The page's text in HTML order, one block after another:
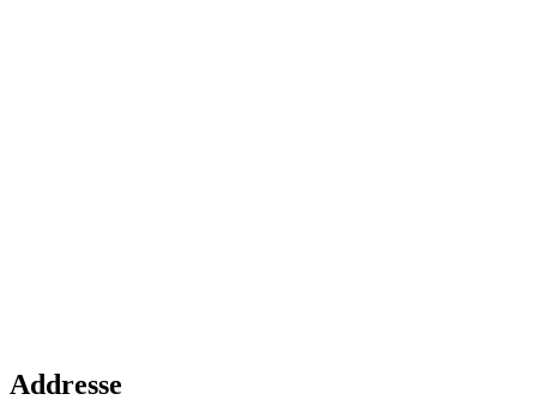
Addresse